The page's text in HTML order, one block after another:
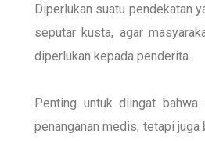
Diperlukan suatu pendekatan
seputar kusta, agar
diperlukan kepada penderita.
Penting untuk diingat
penanganan medis, tetapi